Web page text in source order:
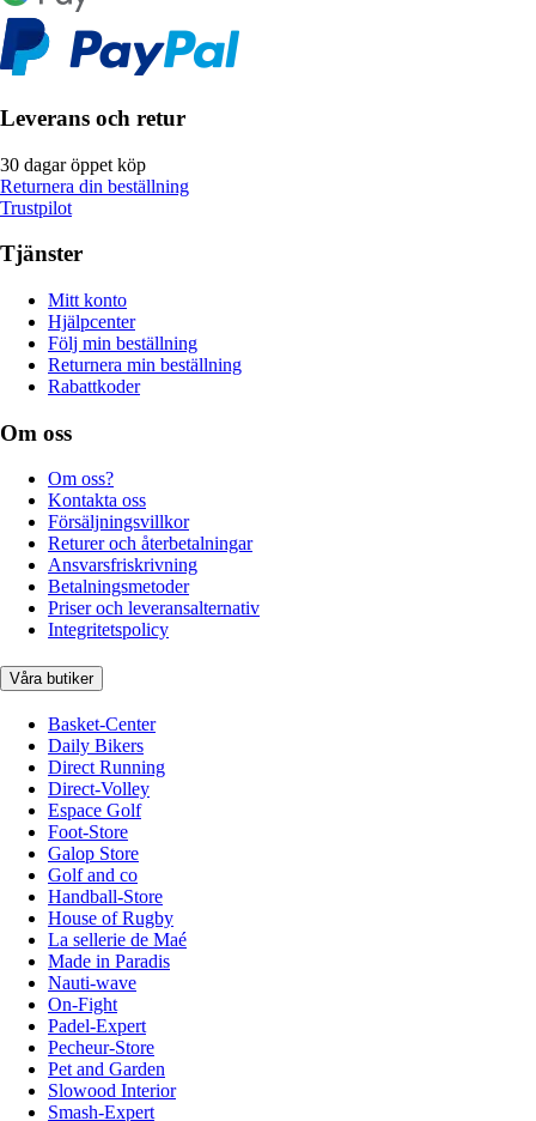
Leverans och retur
30 dagar öppet köp
Returnera din beställning
Trustpilot
Tjänster
Mitt konto
Hjälpcenter
Följ min beställning
Returnera min beställning
Rabattkoder
Om oss
Om oss?
Kontakta oss
Försäljningsvillkor
Returer och återbetalningar
Ansvarsfriskrivning
Betalningsmetoder
Priser och leveransalternativ
Integritetspolicy
Våra butiker
Basket-Center
Daily Bikers
Direct Running
Direct-Volley
Espace Golf
Foot-Store
Galop Store
Golf and co
Handball-Store
House of Rugby
La sellerie de Maé
Made in Paradis
Nauti-wave
On-Fight
Padel-Expert
Pecheur-Store
Pet and Garden
Slowood Interior
Smash-Expert